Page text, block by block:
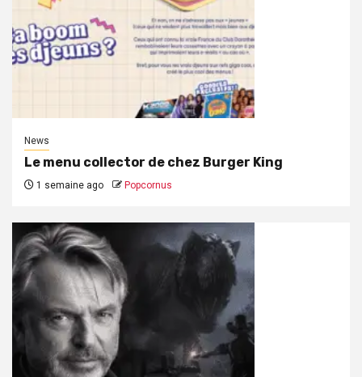
News
Le menu collector de chez Burger King
1 semaine ago Popcornus